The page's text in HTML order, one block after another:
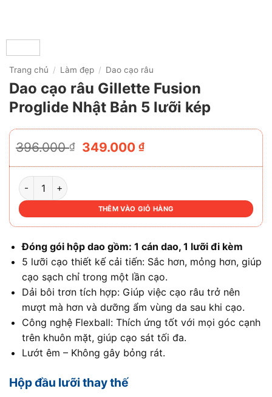
Trang chủ / Làm đẹp / Dao cạo râu
Dao cạo râu Gillette Fusion
Proglide Nhật Bản 5 lưỡi kép
396.000₫
Giá
là:
349.000₫Giá
tại
DAO CẠO RÂU GILLETTE FUSION PROGLIDE NHẬT BẢN 5
THÊM VÀO GIỎ HÀNG
Đóng gói hộp dao gồm: 1 cán dao, 1 lưỡi đi kèm
5 lưỡi cạo thiết kế cải tiến: Sắc hơn, mỏng hơn, giúp
cạo sạch chỉ trong một lần cạo.
Dải bôi trơn tích hợp: Giúp việc cạo râu trở nên
mượt mà hơn và dưỡng ẩm vùng da sau khi cạo.
Công nghệ Flexball: Thích ứng tốt với mọi góc cạnh
trên khuôn mặt, giúp cạo sát tối đa.
Lướt êm – Không gây bỏng rát.
Hộp đầu lưỡi thay thế